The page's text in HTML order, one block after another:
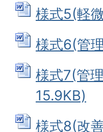
様式5(軽
様式6(管
様式7(管
15.9KB)
様式8(改